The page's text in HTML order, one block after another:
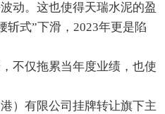
动。这也使得天瑞水泥的盈
斩式”下滑，2023年更是陷
不仅拖累当年度业绩，也使
）有限公司挂牌转让旗下主